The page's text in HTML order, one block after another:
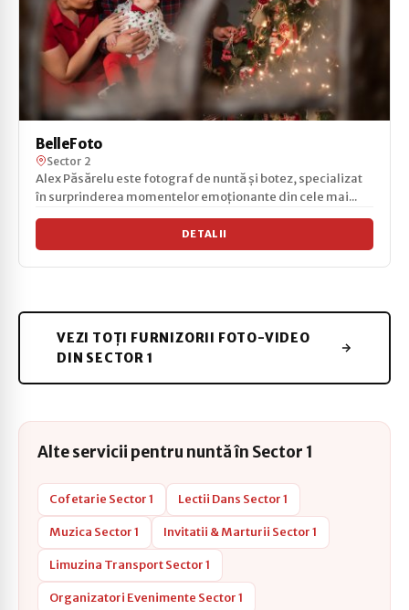
BelleFoto
Sector 2
Alex Păsărelu este fotograf de nuntă și botez, specializat
în surprinderea momentelor emoționante din cele mai...
DETALII
VEZI TOȚI FURNIZORII FOTO-VIDEO
DIN SECTOR 1
Alte servicii pentru nuntă în Sector 1
Cofetarie Sector 1 Lectii Dans Sector 1
Muzica Sector 1 Invitatii & Marturii Sector 1
Limuzina Transport Sector 1
Organizatori Evenimente Sector 1